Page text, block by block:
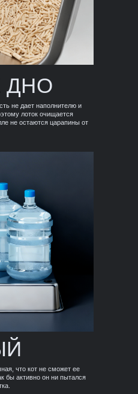
не дает наполнителю и
лоток очищается
не остаются царапины от
ДНО
что кот не сможет ее
бы активно он ни пытался